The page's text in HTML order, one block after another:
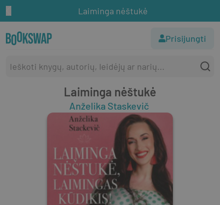
Laiminga nėštukė
Prisijungti
Laiminga nėštukė
Anželika Staskevič